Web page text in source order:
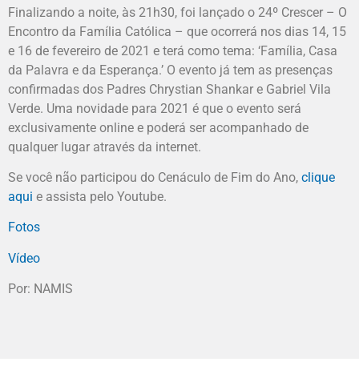
Finalizando a noite, às 21h30, foi lançado o 24º Crescer – O
Encontro da Família Católica – que ocorrerá nos dias 14, 15
e 16 de fevereiro de 2021 e terá como tema: ‘Família, Casa
da Palavra e da Esperança.’ O evento já tem as presenças
confirmadas dos Padres Chrystian Shankar e Gabriel Vila
Verde. Uma novidade para 2021 é que o evento será
exclusivamente online e poderá ser acompanhado de
qualquer lugar através da internet.
Se você não participou do Cenáculo de Fim do Ano, clique
aqui e assista pelo Youtube.
Fotos
Vídeo
Por: NAMIS